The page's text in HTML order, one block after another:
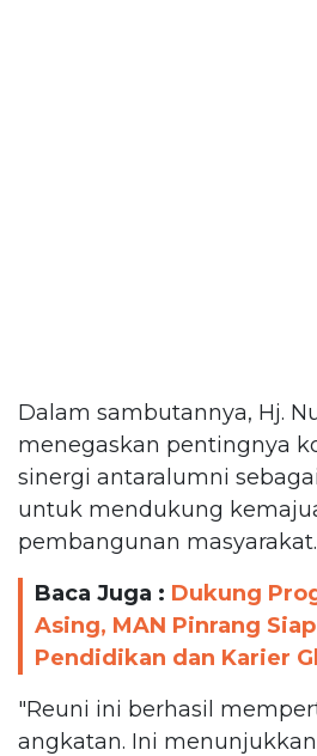
Dalam sambutannya, Hj.
menegaskan pentingnya
sinergi antaralumni
untuk mendukung
pembangunan masyarakat.
Baca Juga : Dukung
Asing, MAN Pinrang
Pendidikan dan Karier
"Reuni ini berhasil
angkatan. Ini